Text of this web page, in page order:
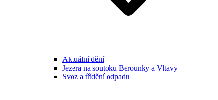
Aktuální dění
Jezera na soutoku Berounky a Vltavy
Svoz a třídění odpadu